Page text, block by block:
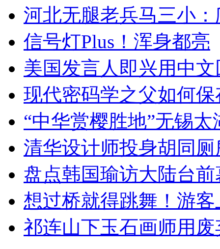
河北无腿老兵马三小
信号灯Plus！浑身都亮
美国发言人即兴用中
现代密码学之父如何
“中华赏樱胜地”无锡
清华设计师投身胡同
盘点韩国瑜访大陆台
想过桥就得跳舞！游客
祁连山下玉石画师用